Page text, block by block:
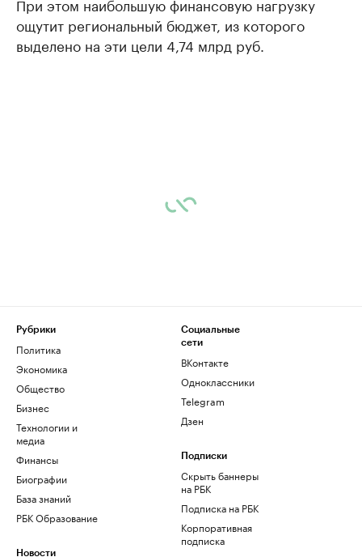
ощутит региональный бюджет, из которого
выделено на эти цели 4,74 млрд руб.
Рубрики
Политика
Экономика
Общество
Бизнес
Технологии и
медиа
Финансы
Биографии
База знаний
РБК Образование
Новости
Социальные
сети
ВКонтакте
Одноклассники
Telegram
Дзен
Подписки
Скрыть баннеры
на РБК
Подписка на РБК
Корпоративная
подписка